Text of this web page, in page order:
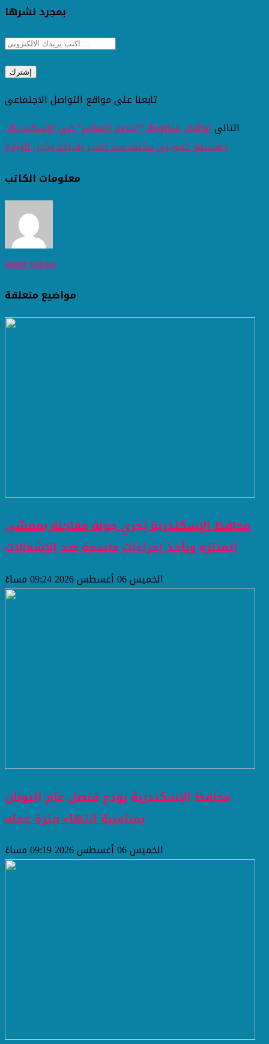
بمجرد نشرها
تابعنا على مواقع التواصل الاجتماعى
التالىانطلاق منظومة "الخصم المباشر" في الإسكندرية..
واستنفار تمويني مكثف منذ الفجر بقيادة وكيل الوزارة
معلومات الكاتب
samar yakout
مواضيع متعلقة
محافظ الإسكندرية يُجري جولة مفاجئة بممشى
المنتزه ويأخذ إجراءات حاسمة ضد الإشغالات
الخميس 06 أغسطس 2026 09:24 مساءً
محافظ الإسكندرية يودع قنصل عام اليونان
بمناسبة انتهاء فترة عمله
الخميس 06 أغسطس 2026 09:19 مساءً